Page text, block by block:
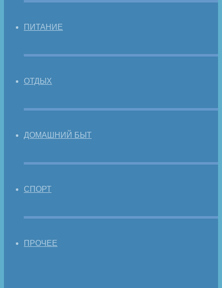
ПИТАНИЕ
ОТДЫХ
ДОМАШНИЙ БЫТ
СПОРТ
ПРОЧЕЕ